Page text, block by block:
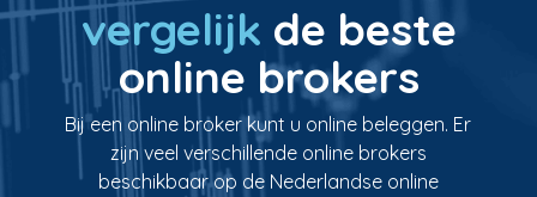
vergelijk de beste
online brokers
Bij een online broker kunt u online beleggen. Er
zijn veel verschillende online brokers
beschikbaar op de Nederlandse online